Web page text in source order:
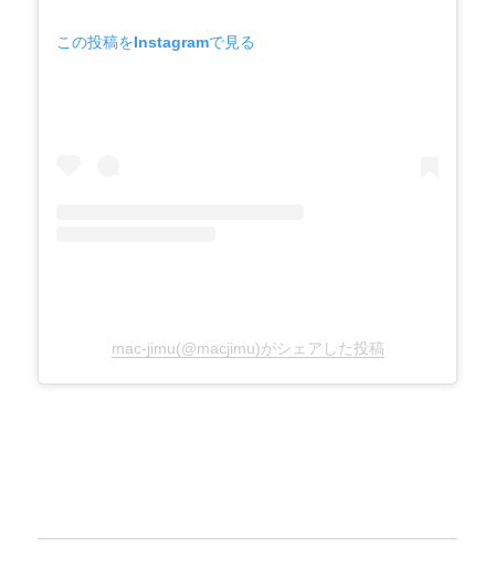
この投稿をInstagramで見る
mac-jimu(@macjimu)がシェアした投稿